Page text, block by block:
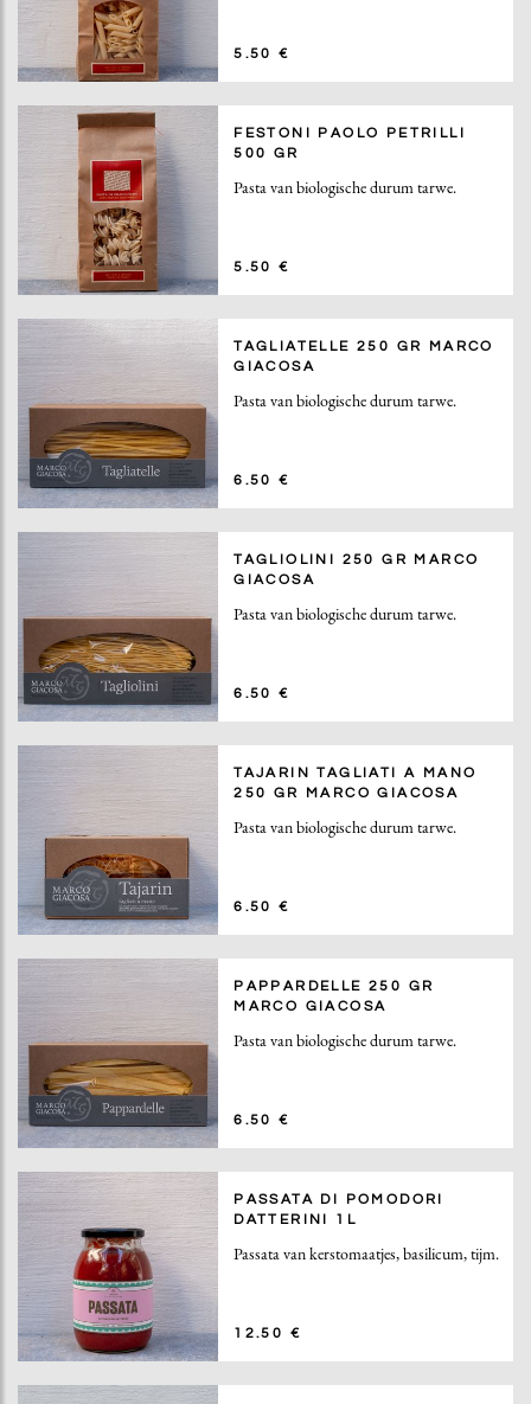
5.50 €
FESTONI PAOLO PETRILLI
500 GR
Pasta van biologische durum tarwe.
5.50 €
TAGLIATELLE 250 GR MARCO
GIACOSA
Pasta van biologische durum tarwe.
6.50 €
TAGLIOLINI 250 GR MARCO
GIACOSA
Pasta van biologische durum tarwe.
6.50 €
TAJARIN TAGLIATI A MANO
250 GR MARCO GIACOSA
Pasta van biologische durum tarwe.
6.50 €
PAPPARDELLE 250 GR
MARCO GIACOSA
Pasta van biologische durum tarwe.
6.50 €
PASSATA DI POMODORI
DATTERINI 1L
Passata van kerstomaatjes, basilicum, tijm.
12.50 €